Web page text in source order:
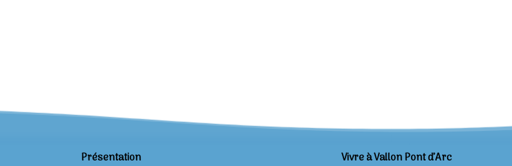
Présentation Vivre à Vallon Pont d’Arc